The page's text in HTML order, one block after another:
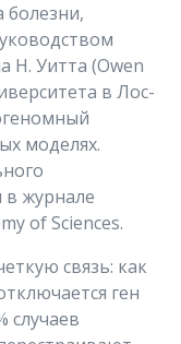
болезни,
Н. Уитта (Owen
в Лос-
моделях.
в журнале
of Sciences.
связь: как
ген
случаев